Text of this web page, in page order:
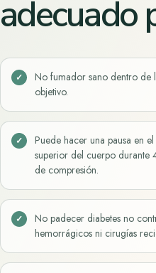
adecuado
No fumador sano dentro de
objetivo.
Puede hacer una pausa en
superior del cuerpo durante
de compresión.
No padecer diabetes no
hemorrágicos ni cirugías